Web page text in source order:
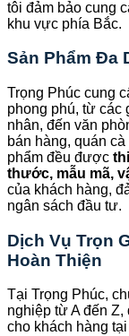
tôi đảm bảo cung
khu vực phía Bắc.
Sản Phẩm Đa
Trọng Phúc cung
phong phú, từ các
nhân, đến văn
bán hàng, quán
phẩm đều được
thước, mẫu mã,
của khách hàng,
ngân sách đầu tư.
Dịch Vụ Trọn
Hoàn Thiện
Tại Trọng Phúc,
nghiệp từ A đến
cho khách hàng